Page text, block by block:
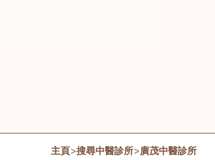
主頁>搜尋中醫診所>廣茂中醫診所